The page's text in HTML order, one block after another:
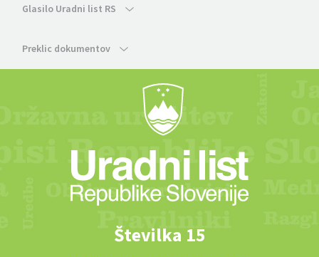
Glasilo Uradni list RS
Preklic dokumentov
Številka 15